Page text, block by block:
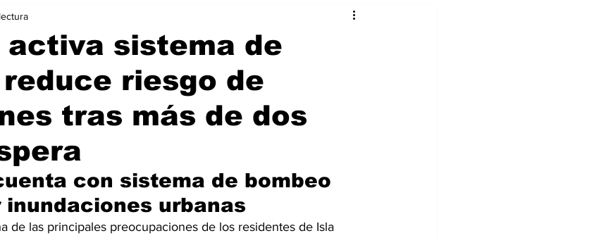
activa sistema de
riesgo de
tras más de dos
con sistema de bombeo
urbanas
de las principales preocupaciones de los residentes de Isla